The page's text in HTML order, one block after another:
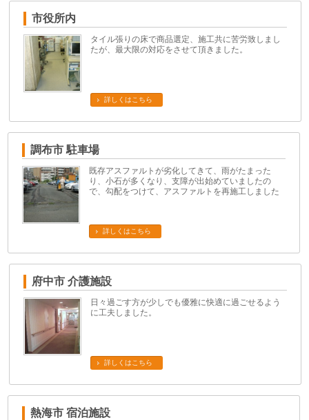
市役所内
タイル張りの床で商品選定、施工共に苦労致しまし
たが、最大限の対応をさせて頂きました。
詳しくはこちら
調布市 駐車場
既存アスファルトが劣化してきて、雨がたまった
り、小石が多くなり、支障が出始めていましたの
で、勾配をつけて、アスファルトを再施工しました
詳しくはこちら
府中市 介護施設
日々過ごす方が少しでも優雅に快適に過ごせるよう
に工夫しました。
詳しくはこちら
熱海市 宿泊施設